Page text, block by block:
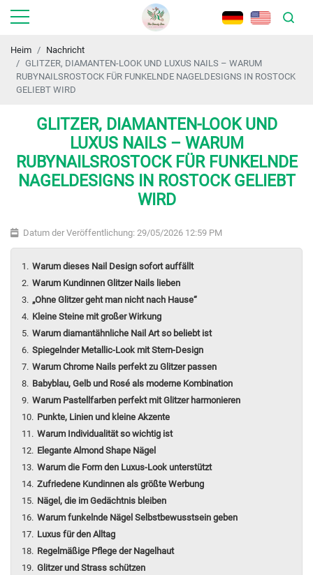
Heim
Nachricht
GLITZER, DIAMANTEN-LOOK UND LUXUS NAILS – WARUM
RUBYNAILSROSTOCK FÜR FUNKELNDE NAGELDESIGNS IN ROSTOCK
GELIEBT WIRD
GLITZER, DIAMANTEN-LOOK UND
LUXUS NAILS – WARUM
RUBYNAILSROSTOCK FÜR FUNKELNDE
NAGELDESIGNS IN ROSTOCK GELIEBT
WIRD
Datum der Veröffentlichung: 29/05/2026 12:59 PM
Warum dieses Nail Design sofort auffällt
Warum Kundinnen Glitzer Nails lieben
„Ohne Glitzer geht man nicht nach Hause“
Kleine Steine mit großer Wirkung
Warum diamantähnliche Nail Art so beliebt ist
Spiegelnder Metallic-Look mit Stern-Design
Warum Chrome Nails perfekt zu Glitzer passen
Babyblau, Gelb und Rosé als moderne Kombination
Warum Pastellfarben perfekt mit Glitzer harmonieren
Punkte, Linien und kleine Akzente
Warum Individualität so wichtig ist
Elegante Almond Shape Nägel
Warum die Form den Luxus-Look unterstützt
Zufriedene Kundinnen als größte Werbung
Nägel, die im Gedächtnis bleiben
Warum funkelnde Nägel Selbstbewusstsein geben
Luxus für den Alltag
Regelmäßige Pflege der Nagelhaut
Glitzer und Strass schützen